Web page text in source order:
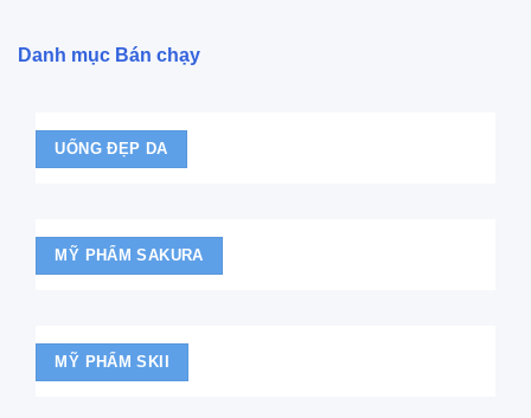
Danh mục Bán chạy
UỐNG ĐẸP DA
MỸ PHẨM SAKURA
MỸ PHẨM SKII